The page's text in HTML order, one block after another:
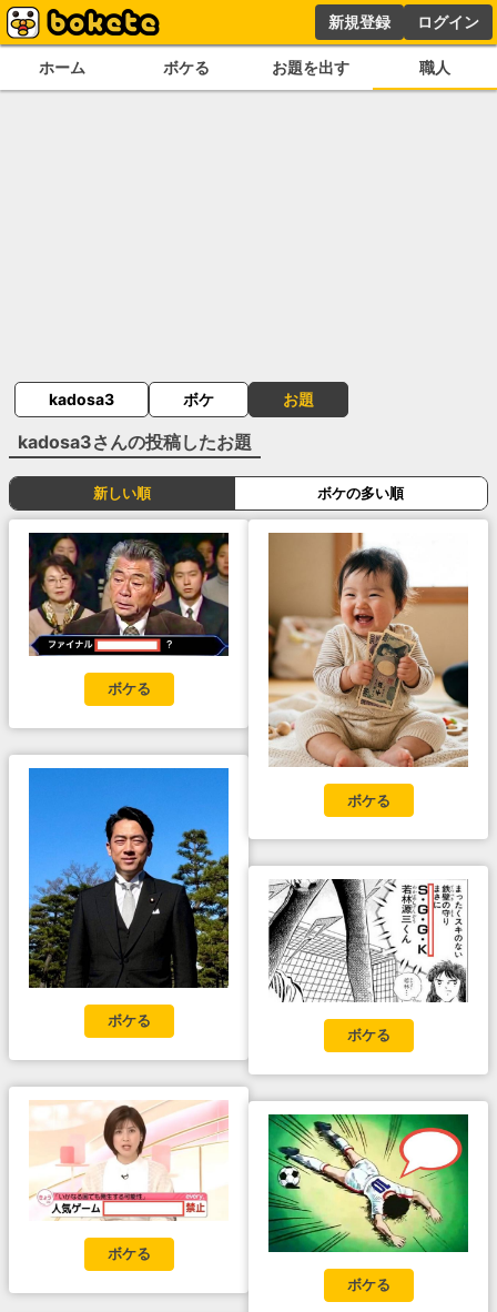
新規登録 ログイン
ホーム ボケる お題を出す 職人
kadosa3 ボケ お題
kadosa3さんの投稿したお題
新しい順 ボケの多い順
ボケる
ボケる
ボケる
ボケる
ボケる
ボケる